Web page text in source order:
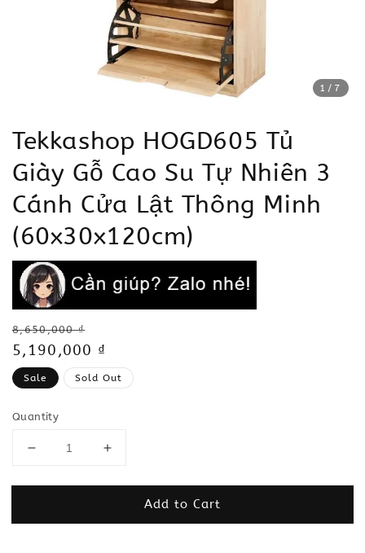
1 /7
Tekkashop HOGD605 Tủ
Giày Gỗ Cao Su Tự Nhiên 3
Cánh Cửa Lật Thông Minh
(60x30x120cm)
Regular
price
8,650,000 ₫
Sale
price
5,190,000 ₫
Sale Sold Out
Quantity
Add to Cart